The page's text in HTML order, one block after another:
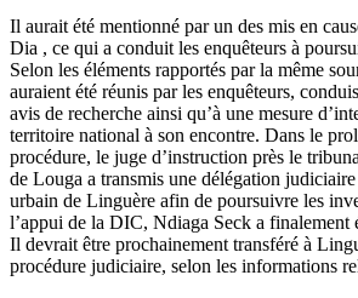
Il aurait été mentionné par un des mis en
Dia , ce qui a conduit les enquêteurs à
Selon les éléments rapportés par la même
auraient été réunis par les enquêteurs,
avis de recherche ainsi qu’à une mesure
territoire national à son encontre. Dans le
procédure, le juge d’instruction près le
de Louga a transmis une délégation
urbain de Linguère afin de poursuivre les
l’appui de la DIC, Ndiaga Seck a finalement
Il devrait être prochainement transféré à
procédure judiciaire, selon les informations